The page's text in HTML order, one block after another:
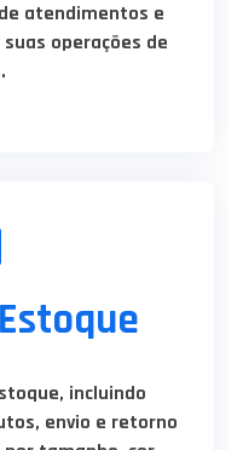
atendimentos e
operações de
incluindo
envio e retorno